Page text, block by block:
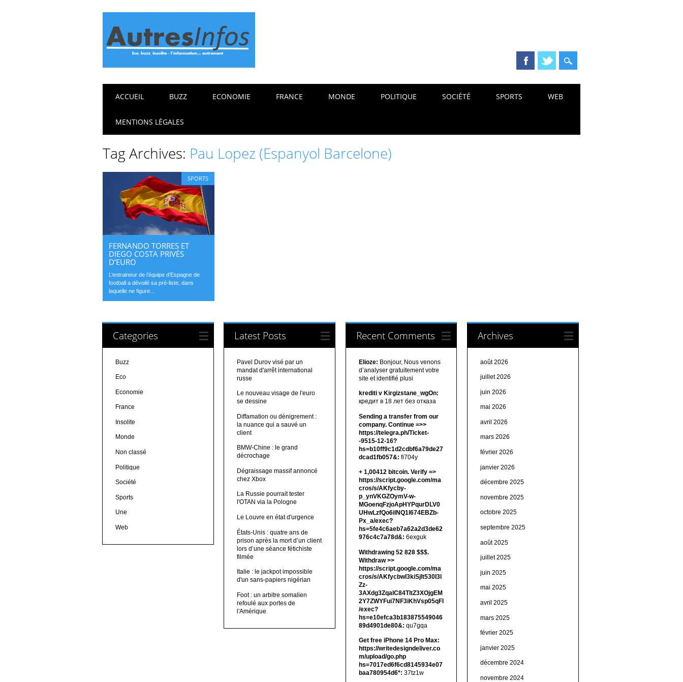
Main menu
ACCUEIL BUZZ ECONOMIE FRANCE MONDE POLITIQUE SOCIÉTÉ SPORTS WEB
MENTIONS LÉGALES
Tag Archives: Pau Lopez (Espanyol Barcelone)
SPORTS
FERNANDO TORRES ET
DIEGO COSTA PRIVÉS
D’EURO
L’entraineur de l’équipe d’Espagne de
football a dévoilé sa pré-liste, dans
laquelle ne figure...
Categories
Buzz
Eco
Economie
France
Insolite
Monde
Non classé
Politique
Société
Sports
Une
Web
Latest Posts
Pavel Durov visé par un
mandat d'arrêt international
russe
Le nouveau visage de l'euro
se dessine
Diffamation ou dénigrement :
la nuance qui a sauvé un
client
BMW-Chine : le grand
décrochage
Dégraissage massif annoncé
chez Xbox
La Russie pourrait tester
l'OTAN via la Pologne
Le Louvre en état d'urgence
États-Unis : quatre ans de
prison après la mort d’un client
lors d’une séance fétichiste
filmée
Italie : le jackpot impossible
d'un sans-papiers nigérian
Foot : un arbitre somalien
refoulé aux portes de
l'Amérique
Recent Comments
Elioze: Bonjour, Nous venons
d’analyser gratuitement votre
site et identifié plusi
krediti v Kirgizstane_wgOn:
кредит в 18 лет без отказа
Sending a transfer from our
company. Continue =>>
https://telegra.ph/Ticket-
-9515-12-16?
hs=b10ff9c1d2cdbf6a79de27
dcad1fb057&: fi704y
+ 1,00412 bitсоin. Verify =>
https://script.google.com/ma
cros/s/AKfycby-
p_ynVKGZOymV-w-
MGoenqFzjoApHYPqurDLV0
UHwLzfQo6ilNQ1l674EBZb-
Px_a/exec?
hs=5fe4c6aeb7a62a2d3de62
976c4c7a78d&: 6exguk
Withdrawing 52 828 $$$.
Withdrаw >>
https://script.google.com/ma
cros/s/AKfycbwl3kiSjlt530I3l
Zz-
3AXdg3ZqalC84TltZ3XOjgEM
2Y7ZWYFui7NF3iKhVsp05qFl
/exec?
hs=e10efca3b183875549046
89d4901de80&: qu7gqa
Get free iPhone 14 Pro Max:
https://writedesigndeliver.co
m/upload/go.php
hs=7017ed6f6cd8145934e07
baa780954d6*: 37tz1w
Archives
août 2026
juillet 2026
juin 2026
mai 2026
avril 2026
mars 2026
février 2026
janvier 2026
décembre 2025
novembre 2025
octobre 2025
septembre 2025
août 2025
juillet 2025
juin 2025
mai 2025
avril 2025
mars 2025
février 2025
janvier 2025
décembre 2024
novembre 2024